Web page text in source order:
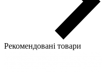
Рекомендовані товари